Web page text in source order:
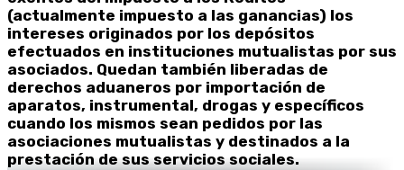
(actualmente impuesto a las ganancias) los
intereses originados por los depósitos
efectuados en instituciones mutualistas por sus
asociados. Quedan también liberadas de
derechos aduaneros por importación de
aparatos, instrumental, drogas y específicos
cuando los mismos sean pedidos por las
asociaciones mutualistas y destinados a la
prestación de sus servicios sociales.